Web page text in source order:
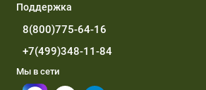
Поддержка
8(800)775-64-16
+7(499)348-11-84
Мы в сети